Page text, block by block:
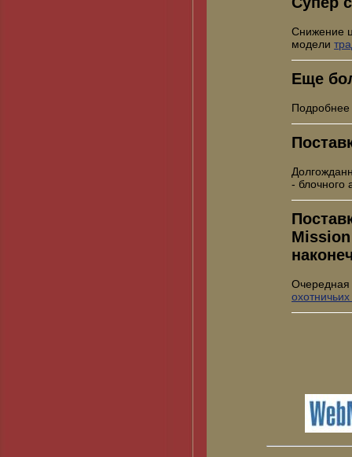
Снижение
модели
Еще
- блочного
Очередная